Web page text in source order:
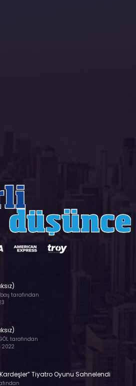
tarafından
tarafından
2022
Tiyatro Oyunu Sahnelendi